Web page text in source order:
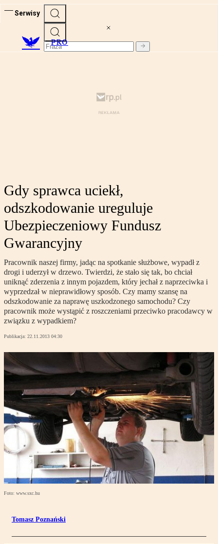
Serwisy
PRO
Gdy sprawca uciekł,
odszkodowanie ureguluje
Ubezpieczeniowy Fundusz
Gwarancyjny
Pracownik naszej firmy, jadąc na spotkanie służbowe, wypadł z
drogi i uderzył w drzewo. Twierdzi, że stało się tak, bo chciał
uniknąć zderzenia z innym pojazdem, który jechał z naprzeciwka i
wyprzedzał w nieprawidłowy sposób. Czy mamy szansę na
odszkodowanie za naprawę uszkodzonego samochodu? Czy
pracownik może wystąpić z roszczeniami przeciwko pracodawcy w
związku z wypadkiem?
Publikacja: 22.11.2013 04:30
Foto: www.sxc.hu
Tomasz Poznański